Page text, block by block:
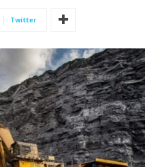
Twitter